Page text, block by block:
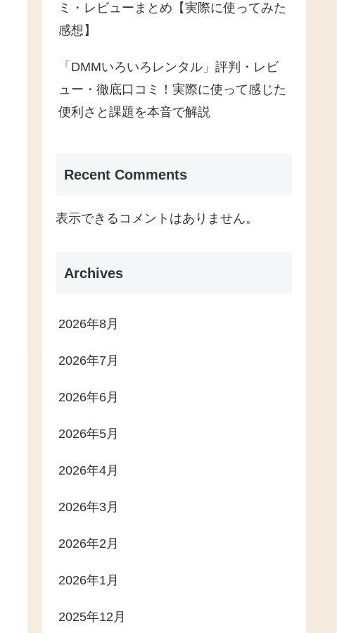
ミ・レビューまとめ【実際に使ってみた
感想】
「DMMいろいろレンタル」評判・レビ
ュー・徹底口コミ！実際に使って感じた
便利さと課題を本音で解説
Recent Comments
表示できるコメントはありません。
Archives
2026年8月
2026年7月
2026年6月
2026年5月
2026年4月
2026年3月
2026年2月
2026年1月
2025年12月